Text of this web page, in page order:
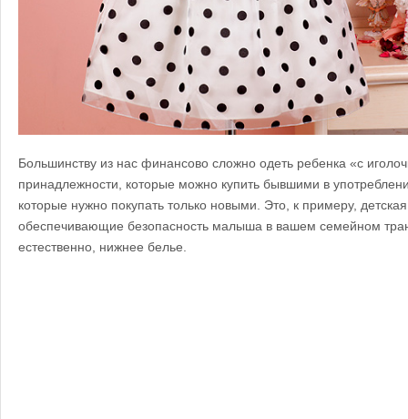
Большинству из нас финансово сложно одеть ребенка «с
принадлежности, которые можно купить бывшими в
которые нужно покупать только новыми. Это, к примеру,
обеспечивающие безопасность малыша в вашем семейном
естественно, нижнее белье.